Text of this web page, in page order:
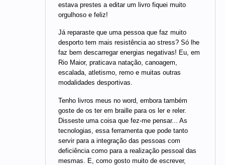
estava prestes a editar um livro fiquei muito
orgulhoso e feliz!
Já reparaste que uma pessoa que faz muito
desporto tem mais resistência ao stress? Só lhe
faz bem descarregar energias negativas! Eu, em
Rio Maior, praticava natação, canoagem,
escalada, atletismo, remo e muitas outras
modalidades desportivas.
Tenho livros meus no word, embora também
goste de os ter em braille para os ler e reler.
Disseste uma coisa que fez-me pensar... As
tecnologias, essa ferramenta que pode tanto
servir para a integração das pessoas com
deficiência como para a realização pessoal das
mesmas. E, como gosto muito de escrever,